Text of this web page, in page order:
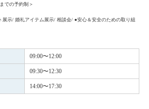
での予約制＞
展示/ 婚礼アイテム展示/ 相談会/ ●安心＆安全のための取り組
09:00〜12:00
09:30〜12:30
14:00〜17:30